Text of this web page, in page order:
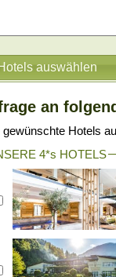
an
gewünschte Hotels
4*s HOTELS